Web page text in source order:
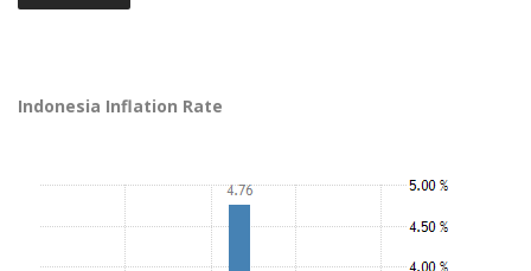
Indonesia Inflation Rate